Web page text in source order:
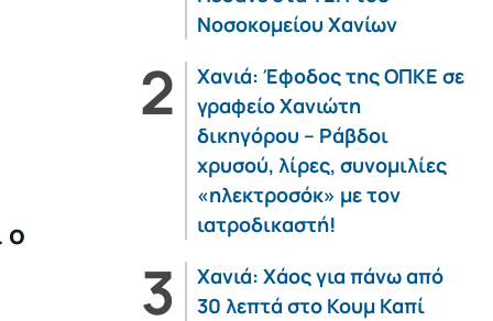
ο
Νοσοκομείου Χανίων
Χανιά: Έφοδος της ΟΠΚΕ σε
γραφείο Χανιώτη
δικηγόρου – Ράβδοι
χρυσού, λίρες, συνομιλίες
«ηλεκτροσόκ» με τον
ιατροδικαστή!
Χανιά: Χάος για πάνω από
30 λεπτά στο Κουμ Καπί